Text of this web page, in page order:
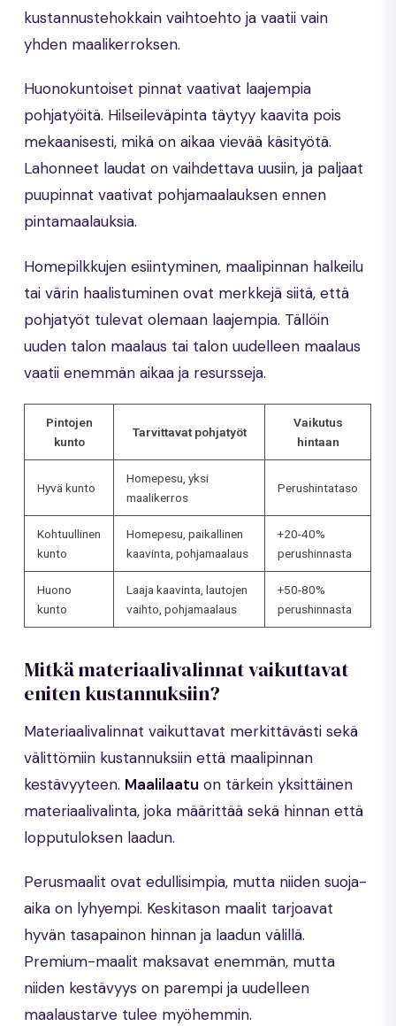
kustannustehokkain vaihtoehto ja vaatii vain
yhden maalikerroksen.
Huonokuntoiset pinnat vaativat laajempia
pohjatyöitä. Hilseileväpinta täytyy kaavita pois
mekaanisesti, mikä on aikaa vievää käsityötä.
Lahonneet laudat on vaihdettava uusiin, ja paljaat
puupinnat vaativat pohjamaalauksen ennen
pintamaalauksia.
Homepilkkujen esiintyminen, maalipinnan halkeilu
tai värin haalistuminen ovat merkkejä siitä, että
pohjatyöt tulevat olemaan laajempia. Tällöin
uuden talon maalaus tai talon uudelleen maalaus
vaatii enemmän aikaa ja resursseja.
Pintojen
kunto
Tarvittavat pohjatyöt
Vaikutus
hintaan
Hyvä kunto
Homepesu, yksi
maalikerros
Perushintataso
Kohtuullinen
kunto
Homepesu, paikallinen
kaavinta, pohjamaalaus
+20-40%
perushinnasta
Huono
kunto
Laaja kaavinta, lautojen
vaihto, pohjamaalaus
+50-80%
perushinnasta
Mitkä materiaalivalinnat vaikuttavat
eniten kustannuksiin?
Materiaalivalinnat vaikuttavat merkittävästi sekä
välittömiin kustannuksiin että maalipinnan
kestävyyteen. Maalilaatu on tärkein yksittäinen
materiaalivalinta, joka määrittää sekä hinnan että
lopputuloksen laadun.
Perusmaalit ovat edullisimpia, mutta niiden suoja-
aika on lyhyempi. Keskitason maalit tarjoavat
hyvän tasapainon hinnan ja laadun välillä.
Premium-maalit maksavat enemmän, mutta
niiden kestävyys on parempi ja uudelleen
maalaustarve tulee myöhemmin.